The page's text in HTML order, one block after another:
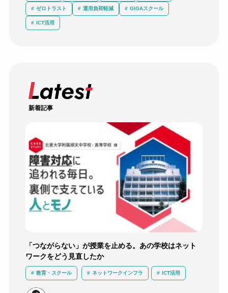
ゼロトラスト 運用負荷軽減 GIGAスクール
ICT活用
新着記事
「つながらない」が授業を止める。あの学校はネット
ワークをどう見直したか
教育・スクール ネットワークインフラ ICT活用
運用負荷軽減